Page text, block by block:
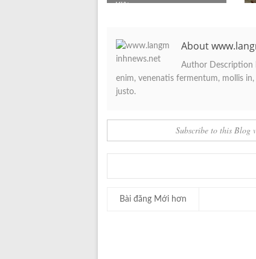
Kiệt
About
Author Description
enim, venenatis fermentum, mollis
justo.
Subscribe to this Blog
Bài đăng Mới hơn